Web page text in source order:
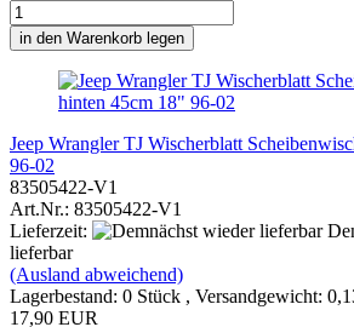
in den Warenkorb legen
Jeep Wrangler TJ Wischerblatt
96-02
83505422-V1
Art.Nr.: 83505422-V1
Lieferzeit:
lieferbar
(Ausland abweichend)
Lagerbestand: 0 Stück , Versandgewicht:
17,90 EUR